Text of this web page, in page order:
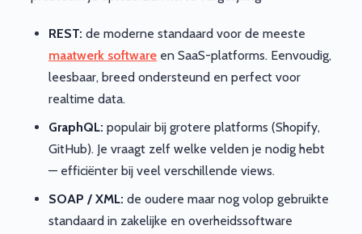
REST: de moderne standaard voor de meeste
maatwerk software en SaaS-platforms. Eenvoudig,
leesbaar, breed ondersteund en perfect voor
realtime data.
GraphQL: populair bij grotere platforms (Shopify,
GitHub). Je vraagt zelf welke velden je nodig hebt
— efficiënter bij veel verschillende views.
SOAP / XML: de oudere maar nog volop gebruikte
standaard in zakelijke en overheidssoftware